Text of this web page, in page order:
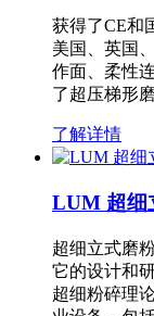
获得了CE和
美国、英国
作面、柔性
了超压梯形
了解详情
LUM 超细
超细立式磨
它的设计和
超细粉碎理